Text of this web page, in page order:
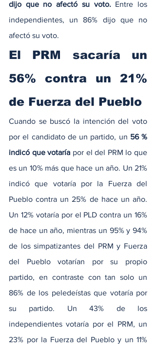
dijo que no afectó su voto. Entre los
independientes, un 86% dijo que no
afectó su voto.
El PRM sacaría un
56% contra un 21%
de Fuerza del Pueblo
Cuando se buscó la intención del voto
por el candidato de un partido, un 56 %
indicó que votaría por el del PRM lo que
es un 10% más que hace un año. Un 21%
indicó que votaría por la Fuerza del
Pueblo contra un 25% de hace un año.
Un 12% votaría por el PLD contra un 16%
de hace un año, mientras un 95% y 94%
de los simpatizantes del PRM y Fuerza
del Pueblo votarían por su propio
partido, en contraste con tan solo un
86% de los peledeístas que votaría por
su partido. Un 43% de los
independientes votaría por el PRM, un
23% por la Fuerza del Pueblo y un 11%